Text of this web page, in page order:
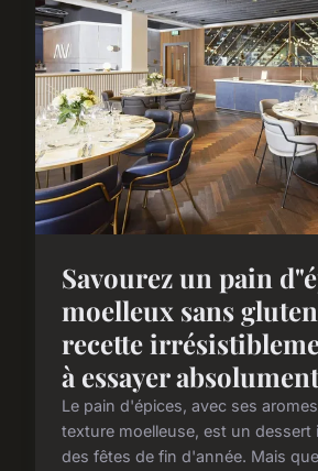
Savourez un pain
moelleux sans
recette
à essayer
Le pain d'épices, avec ses
texture moelleuse, est un
des fêtes de fin d'année. Mais